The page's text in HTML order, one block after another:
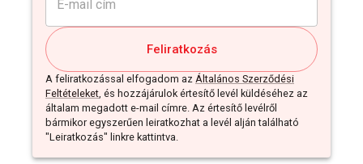
Feliratkozás
A feliratkozással elfogadom az Általános Szerződési
Feltételeket, és hozzájárulok értesítő levél küldéséhez az
általam megadott e-mail címre. Az értesítő levélről
bármikor egyszerűen leiratkozhat a levél alján található
"Leiratkozás" linkre kattintva.